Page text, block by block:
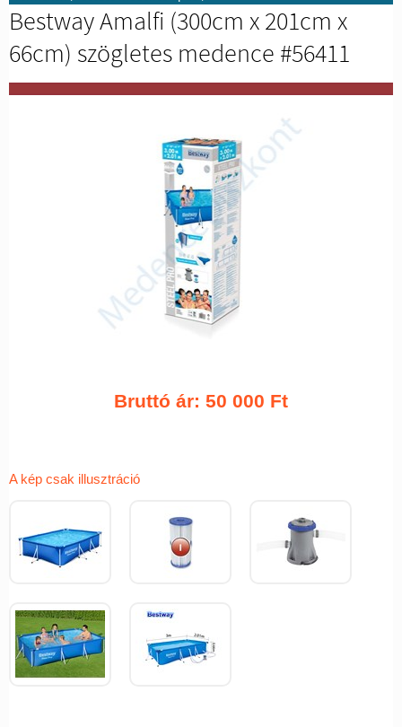
Bestway Amalfi (300cm x 201cm x
66cm) szögletes medence #56411
Bruttó ár: 50 000 Ft
A kép csak illusztráció